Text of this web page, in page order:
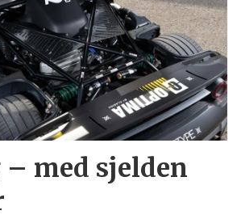
med sjelden